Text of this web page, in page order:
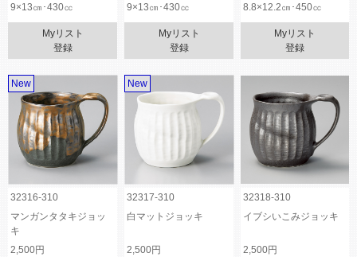
9×13㎝･430㏄
9×13㎝･430㏄ 8.8×12.2㎝･450㏄
Myリスト
登録
Myリスト
登録
Myリスト
登録
New New
32316-310 32317-310
32318-310
マンガンタタキジョッ
キ
白マットジョッキ イブシいこみジョッキ
2,500円 2,500円
2,500円